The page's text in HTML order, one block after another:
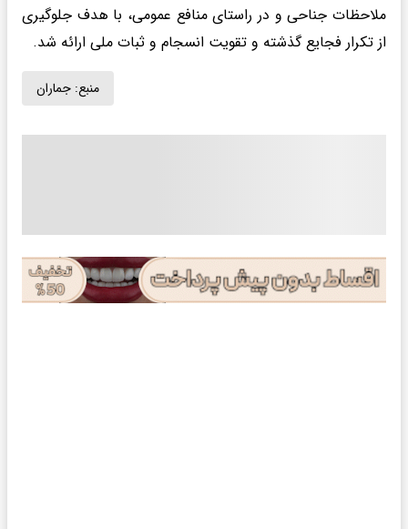
ملاحظات جناحی و در راستای منافع عمومی، با هدف جلوگیری
از تکرار فجایع گذشته و تقویت انسجام و ثبات ملی ارائه شد.
منبع: جماران